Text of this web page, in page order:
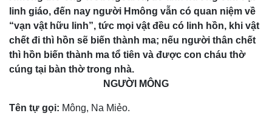
linh giáo, đến nay người Hmông vẫn có quan niệm về
“vạn vật hữu linh”, tức mọi vật đều có linh hồn, khi vật
chết đi thì hồn sẽ biến thành ma; nếu người thân chết
thì hồn biến thành ma tổ tiên và được con cháu thờ
cúng tại bàn thờ trong nhà.
NGƯỜI MÔNG
Tên tự gọi: Mông, Na Miẻo.